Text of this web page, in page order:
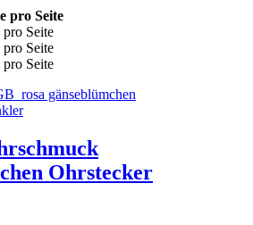
pro Seite
Seite
Seite
Seite
Ohrstecker